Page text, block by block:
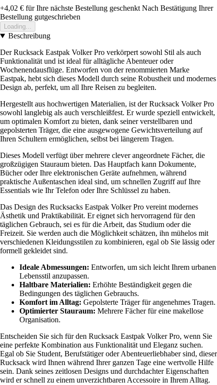
+4,02 € für Ihre nächste Bestellung geschenkt Nach Bestätigung Ihrer
Bestellung gutgeschrieben
Loading...
Beschreibung
Der Rucksack Eastpak Volker Pro verkörpert sowohl Stil als auch
Funktionalität und ist ideal für alltägliche Abenteuer oder
Wochenendausflüge. Entworfen von der renommierten Marke
Eastpak, hebt sich dieses Modell durch seine Robustheit und modernes
Design ab, perfekt, um all Ihre Reisen zu begleiten.
Hergestellt aus hochwertigen Materialien, ist der Rucksack Volker Pro
sowohl langlebig als auch verschleißfest. Er wurde speziell entwickelt,
um optimalen Komfort zu bieten, dank seiner verstellbaren und
gepolsterten Träger, die eine ausgewogene Gewichtsverteilung auf
Ihren Schultern ermöglichen, selbst bei längerem Tragen.
Dieses Modell verfügt über mehrere clever angeordnete Fächer, die
großzügigen Stauraum bieten. Das Hauptfach kann Dokumente,
Bücher oder Ihre elektronischen Geräte aufnehmen, während
praktische Außentaschen ideal sind, um schnellen Zugriff auf Ihre
Essentials wie Ihr Telefon oder Ihre Schlüssel zu haben.
Das Design des Rucksacks Eastpak Volker Pro vereint modernes
Ästhetik und Praktikabilität. Er eignet sich hervorragend für den
täglichen Gebrauch, sei es für die Arbeit, das Studium oder die
Freizeit. Sie werden auch die Möglichkeit schätzen, ihn mühelos mit
verschiedenen Kleidungsstilen zu kombinieren, egal ob Sie lässig oder
formell gekleidet sind.
Ideale Abmessungen: Entworfen, um sich leicht Ihrem urbanen
Lebensstil anzupassen.
Haltbare Materialien: Erhöhte Beständigkeit gegen die
Bedingungen des täglichen Gebrauchs.
Komfort im Alltag: Gepolsterte Träger für angenehmes Tragen.
Optimierter Stauraum: Mehrere Fächer für eine makellose
Organisation.
Entscheiden Sie sich für den Rucksack Eastpak Volker Pro, wenn Sie
eine perfekte Kombination aus Funktionalität und Eleganz suchen.
Egal ob Sie Student, Berufstätiger oder Abenteuerliebhaber sind, dieser
Rucksack wird Ihnen während Ihrer ganzen Tage eine wertvolle Hilfe
sein. Dank seines zeitlosen Designs und durchdachter Eigenschaften
wird er schnell zu einem unverzichtbaren Accessoire in Ihrem Alltag.